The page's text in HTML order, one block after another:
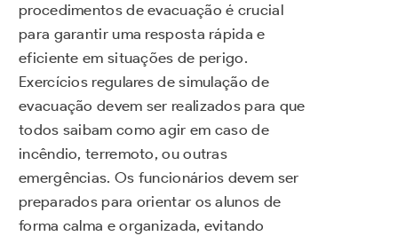
procedimentos de evacuação é crucial
para garantir uma resposta rápida e
eficiente em situações de perigo.
Exercícios regulares de simulação de
evacuação devem ser realizados para que
todos saibam como agir em caso de
incêndio, terremoto, ou outras
emergências. Os funcionários devem ser
preparados para orientar os alunos de
forma calma e organizada, evitando